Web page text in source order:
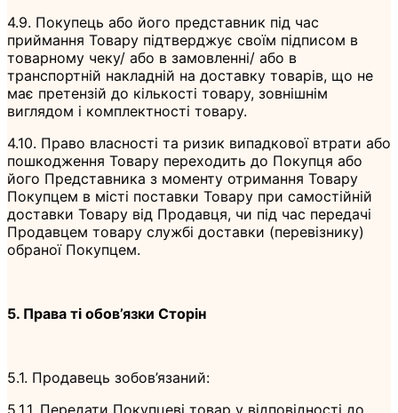
4.9. Покупець або його представник під час
приймання Товару підтверджує своїм підписом в
товарному чеку/ або в замовленні/ або в
транспортній накладній на доставку товарів, що не
має претензій до кількості товару, зовнішнім
виглядом і комплектності товару.
4.10. Право власності та ризик випадкової втрати або
пошкодження Товару переходить до Покупця або
його Представника з моменту отримання Товару
Покупцем в місті поставки Товару при самостійній
доставки Товару від Продавця, чи під час передачі
Продавцем товару службі доставки (перевізнику)
обраної Покупцем.
5. Права ті обов’язки Сторін
5.1. Продавець зобов’язаний:
5.1.1. Передати Покупцеві товар у відповідності до